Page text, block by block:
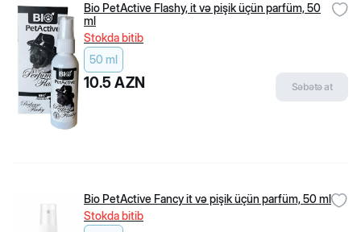
Bio PetActive Flashy, it və pişik üçün parfüm, 50
ml
Stokda bitib
50 ml
10.5 AZN Səbətə at
Bio PetActive Fancy it və pişik üçün parfüm, 50 ml
Stokda bitib
İtlər üçün quru yem
Pişiklər üçün quru yem
Pişik Yemləri
Pişik qumları
Bala pişiklər üçün yem
Populyar brendlər
Flexi
Beeztees
Canina
Tez-tez soruşulan suallar
Məhsul dəyərləndirmə qaydaları